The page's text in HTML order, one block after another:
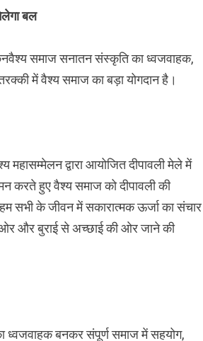
बल
समाज सनातन संस्कृति का ध्वजवाहक,
में वैश्य समाज का बड़ा योगदान है।
महासम्मेलन द्वारा आयोजित दीपावली मेले में
करते हुए वैश्य समाज को दीपावली की
सभी के जीवन में सकारात्मक ऊर्जा का संचार
और बुराई से अच्छाई की ओर जाने की
ध्वजवाहक बनकर संपूर्ण समाज में सहयोग,